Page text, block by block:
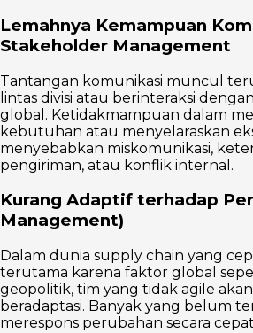
Lemahnya Kemampuan
Stakeholder Management
Tantangan komunikasi muncul
lintas divisi atau berinteraksi
global. Ketidakmampuan dalam
kebutuhan atau menyelaraskan
menyebabkan miskomunikasi,
pengiriman, atau konflik internal.
Kurang Adaptif terhadap
Management)
Dalam dunia supply chain yang
terutama karena faktor global
geopolitik, tim yang tidak agile
beradaptasi. Banyak yang belum
merespons perubahan secara